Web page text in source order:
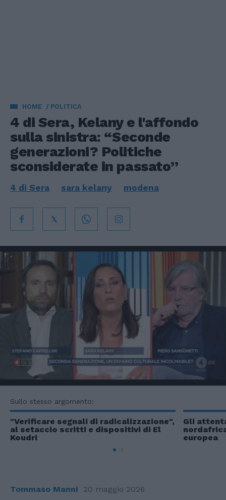
HOME POLITICA
4 di Sera, Kelany e l'affondo
sulla sinistra: “Seconde
generazioni? Politiche
sconsiderate in passato”
4 di Sera sara kelany modena
Sullo stesso argomento:
"Verificare segnali di radicalizzazione",
al setaccio scritti e dispositivi di El
Koudri
Gli
europea
Tommaso Manni 20 maggio 2026